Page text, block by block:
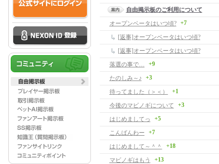
自由掲示板のご利用について
オープンベータはいつ頃?
+7
[返事]オープンベータはいつ頃?
[返事]オープンベータはいつ頃?
落選の事で…
+9
たのしみ～♪ +3
待ってました（＞＜） +1
今後のマビノギについて +3
はじめましてっ +5
こんばんわー +7
はじめまして～＾＾ +18
マビノギはもう +13